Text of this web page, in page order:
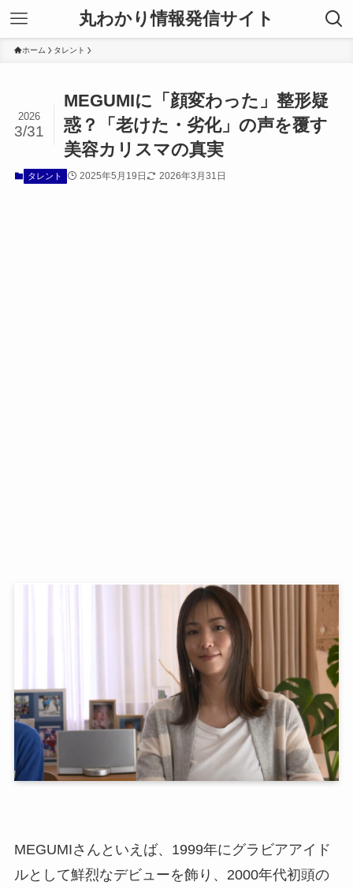
丸わかり情報発信サイト
ホーム タレント
MEGUMIに「顔変わった」整形疑
惑？「老けた・劣化」の声を覆す
美容カリスマの真実
2026
3/31
タレント 2025年5月19日 2026年3月31日
MEGUMIさんといえば、1999年にグラビアアイド
ルとして鮮烈なデビューを飾り、2000年代初頭の